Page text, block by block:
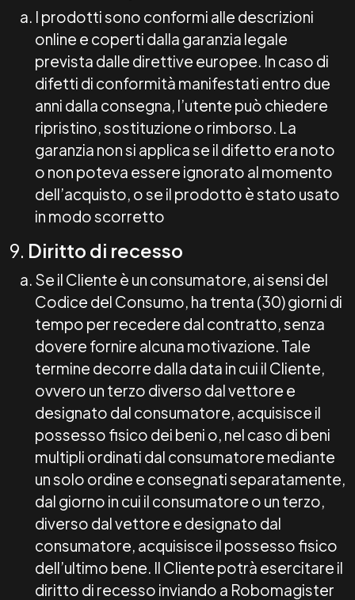
I prodotti sono conformi alle descrizioni
online e coperti dalla garanzia legale
prevista dalle direttive europee. In caso di
difetti di conformità manifestati entro due
anni dalla consegna, l’utente può chiedere
ripristino, sostituzione o rimborso. La
garanzia non si applica se il difetto era noto
o non poteva essere ignorato al momento
dell’acquisto, o se il prodotto è stato usato
in modo scorretto
9. Diritto di recesso
Se il Cliente è un consumatore, ai sensi del
Codice del Consumo, ha trenta (30) giorni di
tempo per recedere dal contratto, senza
dovere fornire alcuna motivazione. Tale
termine decorre dalla data in cui il Cliente,
ovvero un terzo diverso dal vettore e
designato dal consumatore, acquisisce il
possesso fisico dei beni o, nel caso di beni
multipli ordinati dal consumatore mediante
un solo ordine e consegnati separatamente,
dal giorno in cui il consumatore o un terzo,
diverso dal vettore e designato dal
consumatore, acquisisce il possesso fisico
dell’ultimo bene. Il Cliente potrà esercitare il
diritto di recesso inviando a Robomagister